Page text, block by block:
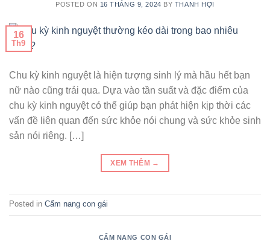
POSTED ON 16 THÁNG 9, 2024 BY THANH HỢI
16
Th9
Chu kỳ kinh nguyệt là hiện tượng sinh lý mà hầu hết bạn
nữ nào cũng trải qua. Dựa vào tần suất và đặc điểm của
chu kỳ kinh nguyệt có thể giúp bạn phát hiện kịp thời các
vấn đề liên quan đến sức khỏe nói chung và sức khỏe sinh
sản nói riêng. […]
XEM THÊM →
Posted in Cẩm nang con gái
CẨM NANG CON GÁI